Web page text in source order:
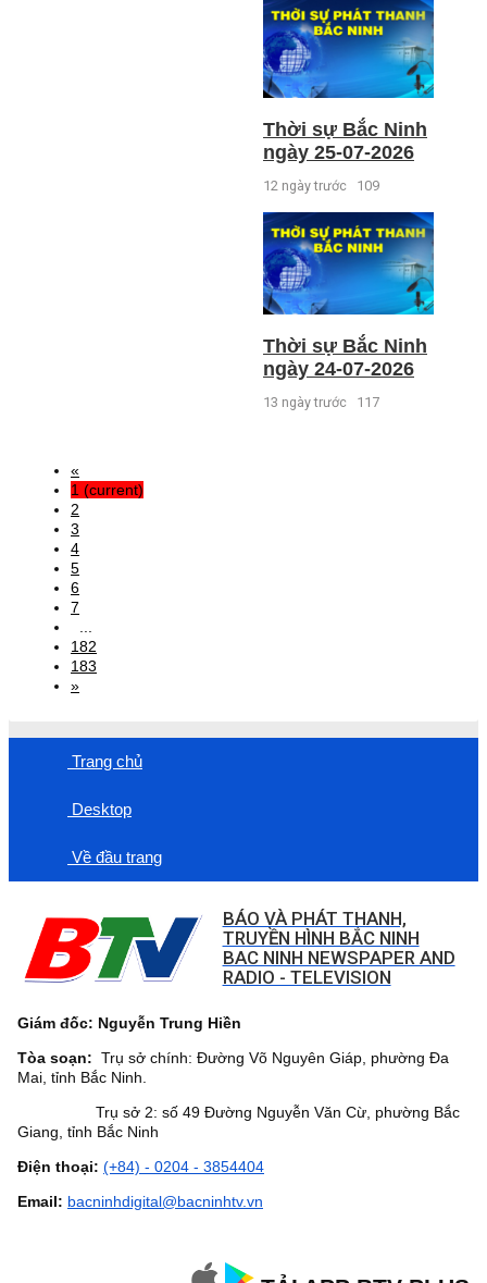
Thời sự Bắc Ninh
ngày 25-07-2026
12 ngày trước 109
Thời sự Bắc Ninh
ngày 24-07-2026
13 ngày trước 117
«
1 (current)
2
3
4
5
6
7
182
183
»
Trang chủ
Desktop
Về đầu trang
BÁO VÀ PHÁT THANH,
TRUYỀN HÌNH BẮC NINH
BAC NINH NEWSPAPER AND
RADIO - TELEVISION
Giám đốc: Nguyễn Trung Hiền
Tòa soạn: Trụ sở chính: Đường Võ Nguyên Giáp, phường Đa
Mai, tỉnh Bắc Ninh.
Trụ sở 2: số 49 Đường Nguyễn Văn Cừ, phường Bắc
Giang, tỉnh Bắc Ninh
Điện thoại: (+84) - 0204 - 3854404
Email: bacninhdigital@bacninhtv.vn